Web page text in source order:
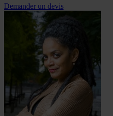
Demander un devis